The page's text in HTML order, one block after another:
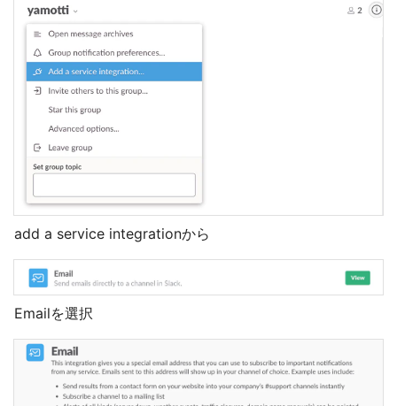
add a service integrationから
Emailを選択